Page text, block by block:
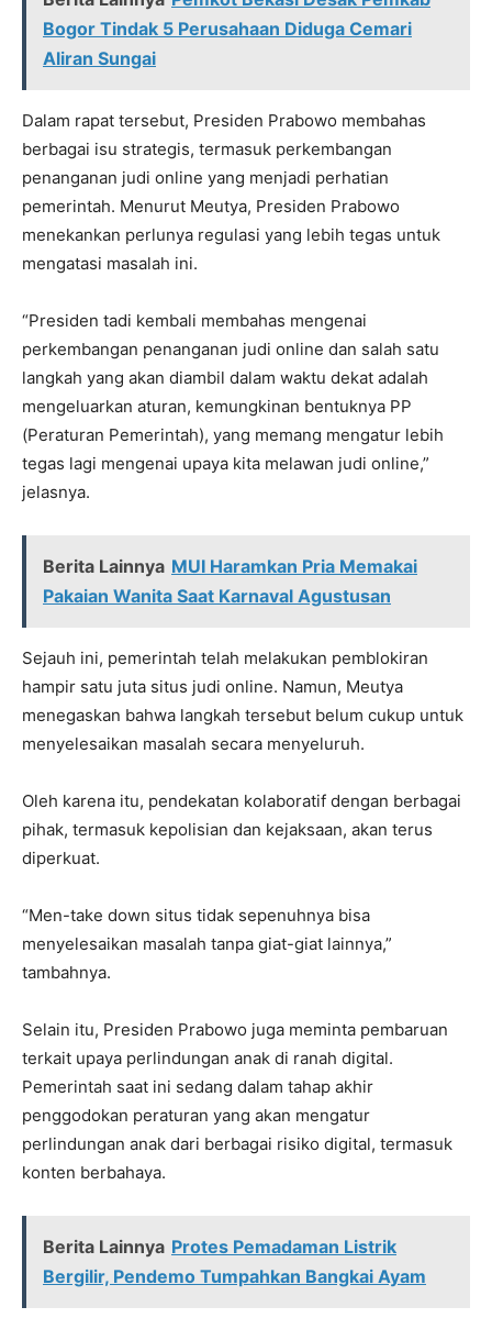
Bogor Tindak 5 Perusahaan Diduga Cemari
Aliran Sungai
Dalam rapat tersebut, Presiden Prabowo membahas
berbagai isu strategis, termasuk perkembangan
penanganan judi online yang menjadi perhatian
pemerintah. Menurut Meutya, Presiden Prabowo
menekankan perlunya regulasi yang lebih tegas untuk
mengatasi masalah ini.
“Presiden tadi kembali membahas mengenai
perkembangan penanganan judi online dan salah satu
langkah yang akan diambil dalam waktu dekat adalah
mengeluarkan aturan, kemungkinan bentuknya PP
(Peraturan Pemerintah), yang memang mengatur lebih
tegas lagi mengenai upaya kita melawan judi online,”
jelasnya.
Berita Lainnya MUI Haramkan Pria Memakai
Pakaian Wanita Saat Karnaval Agustusan
Sejauh ini, pemerintah telah melakukan pemblokiran
hampir satu juta situs judi online. Namun, Meutya
menegaskan bahwa langkah tersebut belum cukup untuk
menyelesaikan masalah secara menyeluruh.
Oleh karena itu, pendekatan kolaboratif dengan berbagai
pihak, termasuk kepolisian dan kejaksaan, akan terus
diperkuat.
“Men-take down situs tidak sepenuhnya bisa
menyelesaikan masalah tanpa giat-giat lainnya,”
tambahnya.
Selain itu, Presiden Prabowo juga meminta pembaruan
terkait upaya perlindungan anak di ranah digital.
Pemerintah saat ini sedang dalam tahap akhir
penggodokan peraturan yang akan mengatur
perlindungan anak dari berbagai risiko digital, termasuk
konten berbahaya.
Berita Lainnya Protes Pemadaman Listrik
Bergilir, Pendemo Tumpahkan Bangkai Ayam